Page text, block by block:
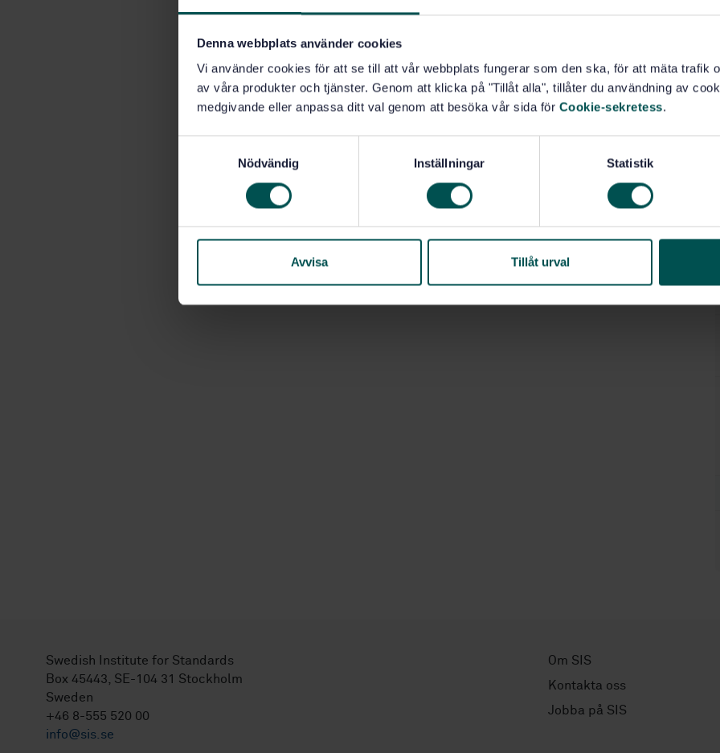
Denna webbplats använder cookies
Vi använder cookies för att se till att vår webbplats fungerar som den ska, för att mäta trafik
av våra produkter och tjänster. Genom att klicka på "Tillåt alla", tillåter du användning av
medgivande eller anpassa ditt val genom att besöka vår sida för Cookie-sekretess.
s
Nödvändig Inställningar Statistik
Avvisa Tillåt urval
Swedish Institute for Standards
Box 45443, SE-104 31 Stockholm
Sweden
+46 8-555 520 00
info@sis.se
Om SIS
Kontakta oss
Jobba på SIS